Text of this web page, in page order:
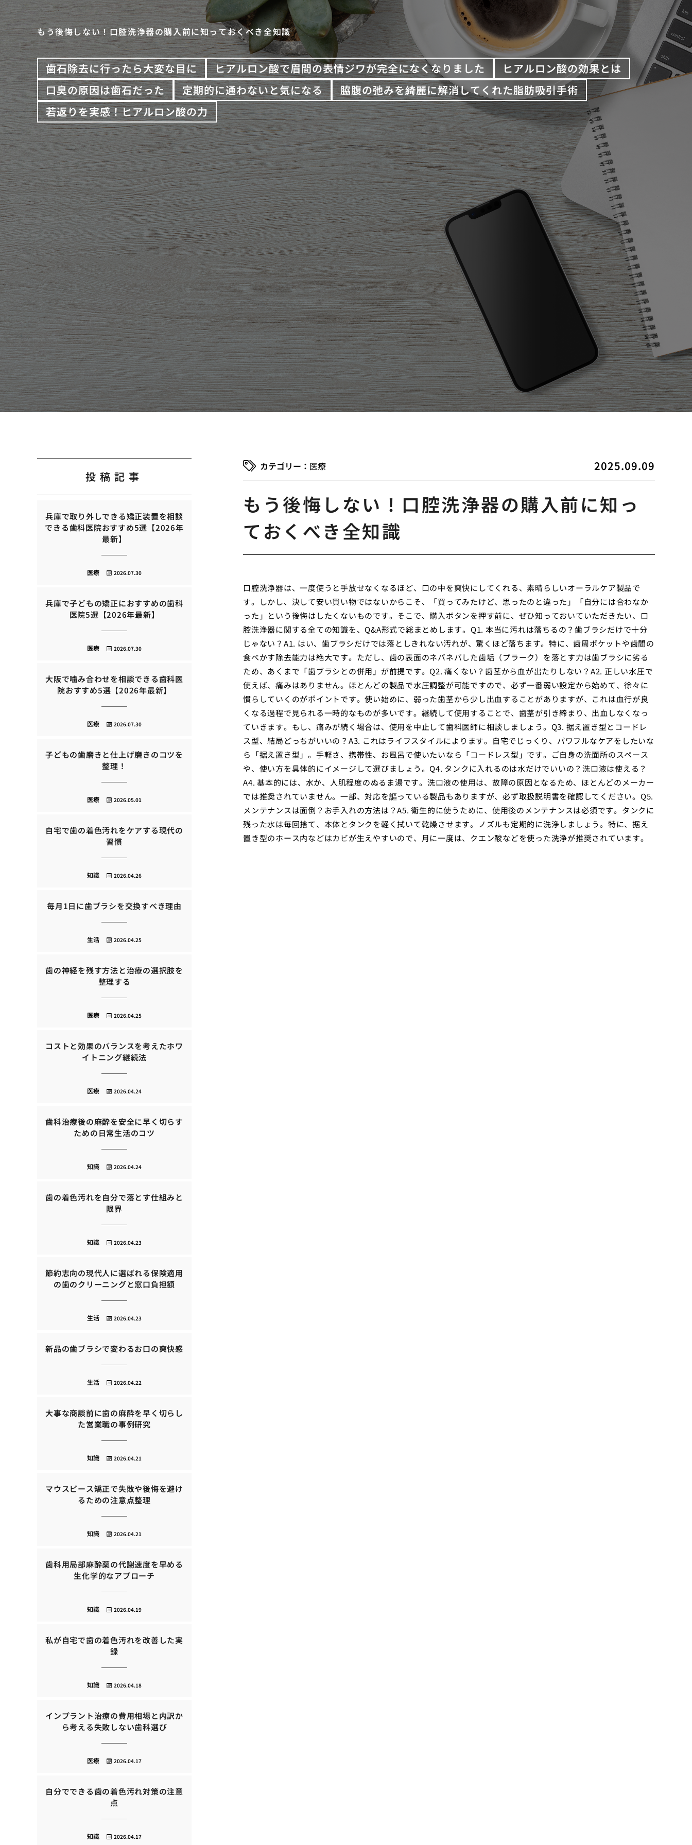
もう後悔しない！口腔洗浄器の購入前に知っておくべき全知識
歯石除去に行ったら大変な目に ヒアルロン酸で眉間の表情ジワが完全になくなりました
ヒアルロン酸の効果とは
口臭の原因は歯石だった
定期的に通わないと気になる
脇腹の弛みを綺麗に解消してくれた脂肪吸引手術
若返りを実感！ヒアルロン酸の力
2025.09.09
医療
もう後悔しない！口腔洗浄器の購入前に知っ
ておくべき全知識
口腔洗浄器は、一度使うと手放せなくなるほど、口の中を爽快にしてくれる、素晴らしいオーラルケア製品で
す。しかし、決して安い買い物ではないからこそ、「買ってみたけど、思ったのと違った」「自分には合わなか
った」という後悔はしたくないものです。そこで、購入ボタンを押す前に、ぜひ知っておいていただきたい、口
腔洗浄器に関する全ての知識を、Q&A形式で総まとめします。Q1. 本当に汚れは落ちるの？歯ブラシだけで十分
じゃない？A1. はい、歯ブラシだけでは落としきれない汚れが、驚くほど落ちます。特に、歯周ポケットや歯間の
食べかす除去能力は絶大です。ただし、歯の表面のネバネバした歯垢（プラーク）を落とす力は歯ブラシに劣る
ため、あくまで「歯ブラシとの併用」が前提です。Q2. 痛くない？歯茎から血が出たりしない？A2. 正しい水圧で
使えば、痛みはありません。ほとんどの製品で水圧調整が可能ですので、必ず一番弱い設定から始めて、徐々に
慣らしていくのがポイントです。使い始めに、弱った歯茎から少し出血することがありますが、これは血行が良
くなる過程で見られる一時的なものが多いです。継続して使用することで、歯茎が引き締まり、出血しなくなっ
ていきます。もし、痛みが続く場合は、使用を中止して歯科医師に相談しましょう。Q3. 据え置き型とコードレ
ス型、結局どっちがいいの？A3. これはライフスタイルによります。自宅でじっくり、パワフルなケアをしたいな
ら「据え置き型」。手軽さ、携帯性、お風呂で使いたいなら「コードレス型」です。ご自身の洗面所のスペース
や、使い方を具体的にイメージして選びましょう。Q4. タンクに入れるのは水だけでいいの？洗口液は使える？
A4. 基本的には、水か、人肌程度のぬるま湯です。洗口液の使用は、故障の原因となるため、ほとんどのメーカー
では推奨されていません。一部、対応を謳っている製品もありますが、必ず取扱説明書を確認してください。Q5.
メンテナンスは面倒？お手入れの方法は？A5. 衛生的に使うために、使用後のメンテナンスは必須です。タンクに
残った水は毎回捨て、本体とタンクを軽く拭いて乾燥させます。ノズルも定期的に洗浄しましょう。特に、据え
置き型のホース内などはカビが生えやすいので、月に一度は、クエン酸などを使った洗浄が推奨されています。
投稿記事
兵庫で取り外しできる矯正装置を相談
できる歯科医院おすすめ5選【2026年
最新】
2026.07.30
医療
兵庫で子どもの矯正におすすめの歯科
医院5選【2026年最新】
2026.07.30
医療
大阪で噛み合わせを相談できる歯科医
院おすすめ5選【2026年最新】
2026.07.30
医療
子どもの歯磨きと仕上げ磨きのコツを
整理！
2026.05.01
医療
自宅で歯の着色汚れをケアする現代の
習慣
2026.04.26
知識
毎月1日に歯ブラシを交換すべき理由
2026.04.25
生活
歯の神経を残す方法と治療の選択肢を
整理する
2026.04.25
医療
コストと効果のバランスを考えたホワ
イトニング継続法
2026.04.24
医療
歯科治療後の麻酔を安全に早く切らす
ための日常生活のコツ
2026.04.24
知識
歯の着色汚れを自分で落とす仕組みと
限界
2026.04.23
知識
節約志向の現代人に選ばれる保険適用
の歯のクリーニングと窓口負担額
2026.04.23
生活
新品の歯ブラシで変わるお口の爽快感
2026.04.22
生活
大事な商談前に歯の麻酔を早く切らし
た営業職の事例研究
2026.04.21
知識
マウスピース矯正で失敗や後悔を避け
るための注意点整理
2026.04.21
知識
歯科用局部麻酔薬の代謝速度を早める
生化学的なアプローチ
2026.04.19
知識
私が自宅で歯の着色汚れを改善した実
録
2026.04.18
知識
インプラント治療の費用相場と内訳か
ら考える失敗しない歯科選び
2026.04.17
医療
自分でできる歯の着色汚れ対策の注意
点
2026.04.17
知識